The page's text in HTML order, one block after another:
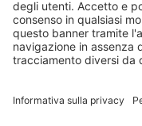
Viale E.
E-
offrirti la